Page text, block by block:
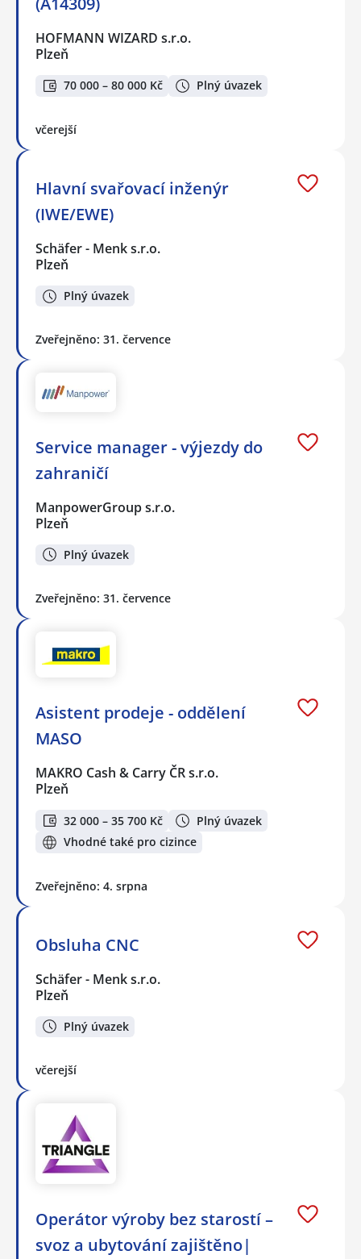
HOFMANN WIZARD s.r.o.
Plzeň
70 000 – 80 000 Kč Plný úvazek
včerejší
Hlavní svařovací inženýr
(IWE/EWE)
Schäfer - Menk s.r.o.
Plzeň
Plný úvazek
Zveřejněno: 31. července
Service manager - výjezdy do
zahraničí
ManpowerGroup s.r.o.
Plzeň
Plný úvazek
Zveřejněno: 31. července
Asistent prodeje - oddělení
MASO
MAKRO Cash & Carry ČR s.r.o.
Plzeň
32 000 – 35 700 Kč
Plný úvazek
Vhodné také pro cizince
Zveřejněno: 4. srpna
Obsluha CNC
Schäfer - Menk s.r.o.
Plzeň
Plný úvazek
včerejší
Operátor výroby bez starostí –
svoz a ubytování zajištěno|